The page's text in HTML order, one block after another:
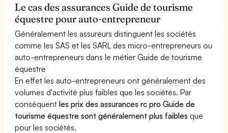
Le cas des assurances Guide de tourisme
équestre pour auto-entrepreneur
Généralement les assureurs distinguent les sociétés
comme les SAS et les SARL des micro-entrepreneurs ou
auto-entrepreneurs dans le métier Guide de tourisme
équestre
En effet les auto-entrepreneurs ont généralement des
volumes d'activité plus faibles que les sociétés. Par
conséquentles prix des assurances rc pro Guide de
tourisme équestre sont généralement plus faibles que
pour les sociétés.